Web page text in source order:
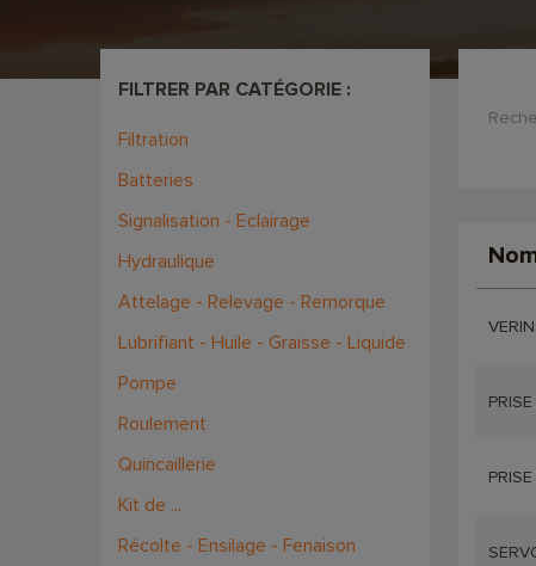
FILTRER PAR CATÉGORIE :
Filtration
Batteries
Signalisation - Eclairage
Hydraulique
Attelage - Relevage - Remorque
Lubrifiant - Huile - Graisse - Liquide
Pompe
Roulement
Quincaillerie
Kit de ...
Récolte - Ensilage - Fenaison